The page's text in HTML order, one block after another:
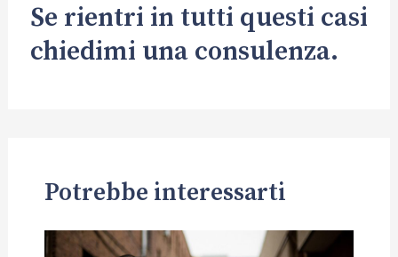
Se rientri in tutti questi casi
chiedimi una consulenza.
Potrebbe interessarti